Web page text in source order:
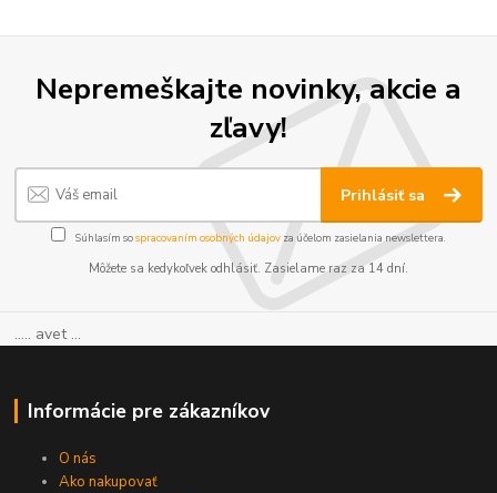
Nepremeškajte novinky, akcie a
zľavy!
Prihlásiť sa
Súhlasím sospracovaním osobných údajov za účelom zasielania newslettera.
Môžete sa kedykoľvek odhlásiť. Zasielame raz za 14 dní.
..... avet ...
Informácie pre zákazníkov
O nás
Ako nakupovať